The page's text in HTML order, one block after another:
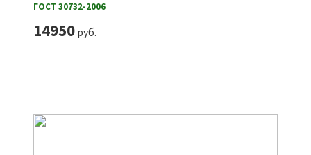
ГОСТ 30732-2006
14950руб.